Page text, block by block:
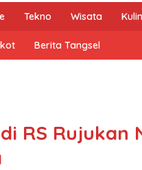
Tekno Wisata
Berita Tangsel
RS Rujukan